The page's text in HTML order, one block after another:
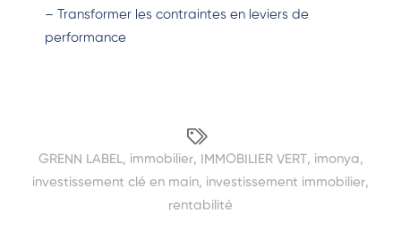
– Transformer les contraintes en leviers de
performance
GRENN LABEL, immobilier, IMMOBILIER VERT, imonya,
investissement clé en main, investissement immobilier,
rentabilité